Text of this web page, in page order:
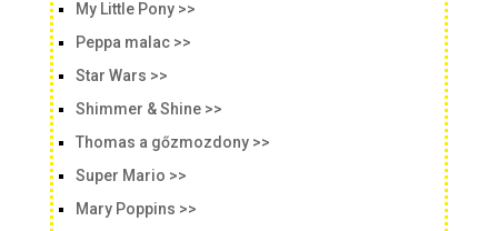
My Little Pony >>
Peppa malac >>
Star Wars >>
Shimmer & Shine >>
Thomas a gőzmozdony >>
Super Mario >>
Mary Poppins >>